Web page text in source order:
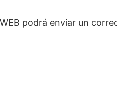
podrá enviar un